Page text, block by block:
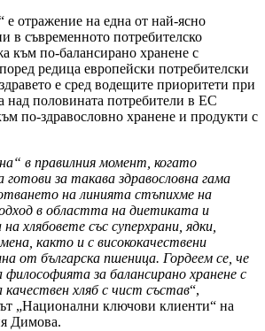
е отражение на една от най-ясно
в съвременното потребителско
към по-балансирано хранене с
редица европейски потребителски
е сред водещите приоритети при
над половината потребители в ЕС
по-здравословно хранене и продукти с
в правилния момент, когато
за такава здравословна гама
на линията стъпихме на
в областта на диетиката и
хлябовете със суперхрани, ядки,
както и с висококачествени
от българска пшеница. Гордеем се, че
за балансирано хранене с
качествен хляб с чист състав“,
„Национални ключови клиенти“ на
Димова.